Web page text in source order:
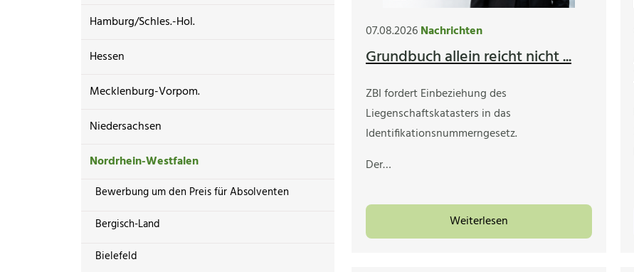
Hamburg/Schles.-Hol.
Hessen
Mecklenburg-Vorpom.
Niedersachsen
Nordrhein-Westfalen
Bewerbung um den Preis für Absolventen
Bergisch-Land
Bielefeld
07.08.2026Nachrichten
Grundbuch allein reicht nicht ...
ZBI fordert Einbeziehung des
Liegenschaftskatasters in das
Identifikationsnummerngesetz.
Der…
Weiterlesen